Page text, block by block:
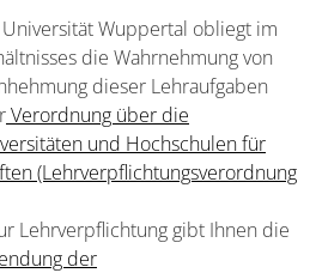
Wuppertal obliegt im
die Wahrnehmung von
dieser Lehraufgaben
Verordnung über die
und Hochschulen für
(Lehrverpflichtungsverordnung
Lehrverpflichtung gibt Ihnen die
der